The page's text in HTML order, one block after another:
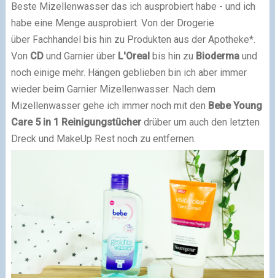
Beste Mizellenwasser das ich ausprobiert habe - und ich
habe eine Menge ausprobiert. Von der Drogerie
über Fachhandel bis hin zu Produkten aus der Apotheke*.
Von CDund Garnier über L'Oreal bis hin zu Biodermaund
noch einige mehr. Hängen geblieben bin ich aber immer
wieder beim Garnier Mizellenwasser. Nach dem
Mizellenwasser gehe ich immer noch mit den Bebe Young
Care 5 in 1 Reinigungstücherdrüber um auch den letzten
Dreck und MakeUp Rest noch zu entfernen.